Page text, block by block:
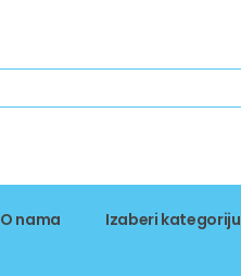
O nama Izaberi kategoriju